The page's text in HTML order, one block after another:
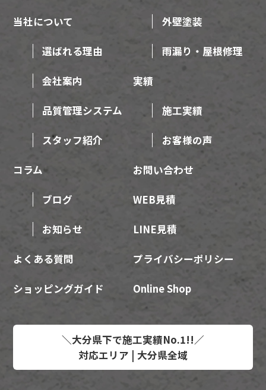
当社について
選ばれる理由
会社案内
品質管理システム
スタッフ紹介
外壁塗装
雨漏り・屋根修理
実績
施工実績
お客様の声
コラム
ブログ
お知らせ
よくある質問
お問い合わせ
WEB見積
LINE見積
プライバシーポリシー
Online Shop
ショッピングガイド
＼大分県下で施工実績No.1!!／
対応エリア | 大分県全域